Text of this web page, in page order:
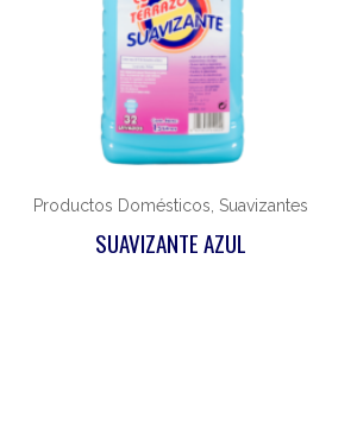
Productos Domésticos, Suavizantes
SUAVIZANTE AZUL